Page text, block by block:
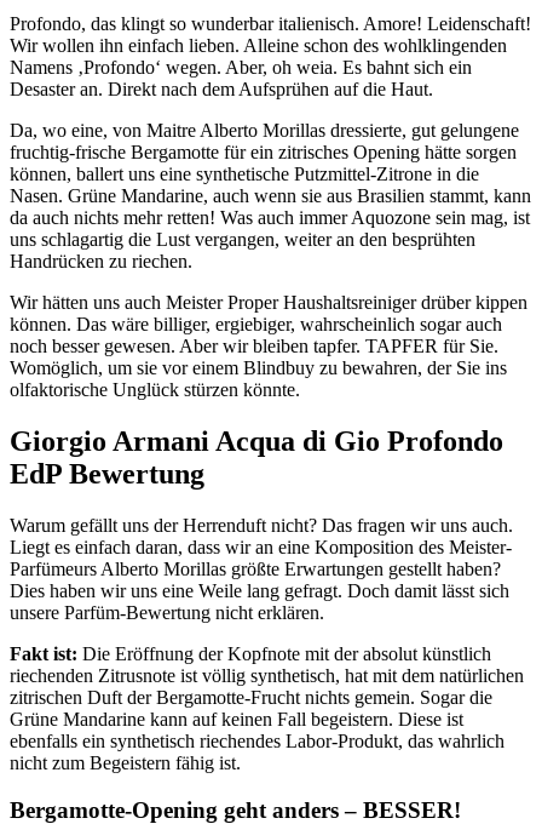
Profondo, das klingt so wunderbar italienisch. Amore! Leidenschaft!
Wir wollen ihn einfach lieben. Alleine schon des wohlklingenden
Namens ‚Profondo‘ wegen. Aber, oh weia. Es bahnt sich ein
Desaster an. Direkt nach dem Aufsprühen auf die Haut.
Da, wo eine, von Maitre Alberto Morillas dressierte, gut gelungene
fruchtig-frische Bergamotte für ein zitrisches Opening hätte sorgen
können, ballert uns eine synthetische Putzmittel-Zitrone in die
Nasen. Grüne Mandarine, auch wenn sie aus Brasilien stammt, kann
da auch nichts mehr retten! Was auch immer Aquozone sein mag, ist
uns schlagartig die Lust vergangen, weiter an den besprühten
Handrücken zu riechen.
Wir hätten uns auch Meister Proper Haushaltsreiniger drüber kippen
können. Das wäre billiger, ergiebiger, wahrscheinlich sogar auch
noch besser gewesen. Aber wir bleiben tapfer. TAPFER für Sie.
Womöglich, um sie vor einem Blindbuy zu bewahren, der Sie ins
olfaktorische Unglück stürzen könnte.
Giorgio Armani Acqua di Gio Profondo
EdP Bewertung
Warum gefällt uns der Herrenduft nicht? Das fragen wir uns auch.
Liegt es einfach daran, dass wir an eine Komposition des Meister-
Parfümeurs Alberto Morillas größte Erwartungen gestellt haben?
Dies haben wir uns eine Weile lang gefragt. Doch damit lässt sich
unsere Parfüm-Bewertung nicht erklären.
Fakt ist: Die Eröffnung der Kopfnote mit der absolut künstlich
riechenden Zitrusnote ist völlig synthetisch, hat mit dem natürlichen
zitrischen Duft der Bergamotte-Frucht nichts gemein. Sogar die
Grüne Mandarine kann auf keinen Fall begeistern. Diese ist
ebenfalls ein synthetisch riechendes Labor-Produkt, das wahrlich
nicht zum Begeistern fähig ist.
Bergamotte-Opening geht anders – BESSER!